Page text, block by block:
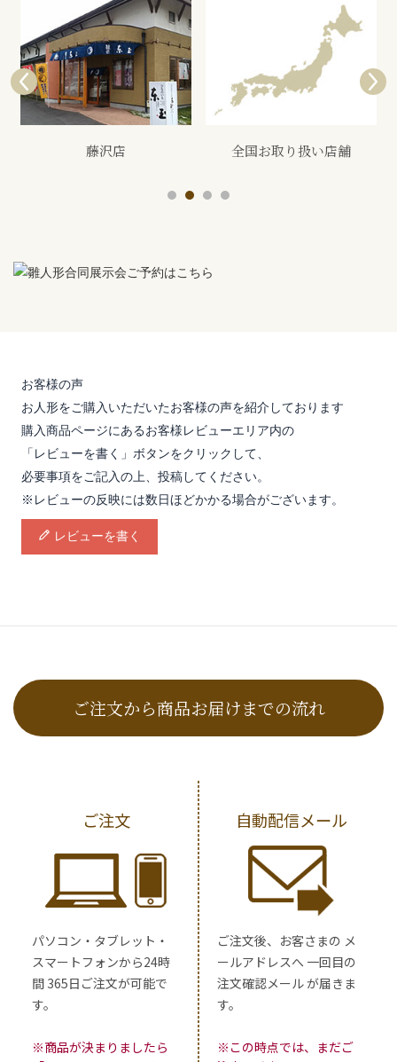
全国お取り扱い店舗 展示会
お客様の声
お人形をご購入いただいたお客様の声を紹介しております
購入商品ページにあるお客様レビューエリア内の
「レビューを書く」ボタンをクリックして、
必要事項をご記入の上、投稿してください。
※レビューの反映には数日ほどかかる場合がございます。
レビューを書く
ご注文から商品お届けまでの流れ
ご注文
パソコン・タブレット・
スマートフォンから24時
間 365日ご注文が可能で
す。
※商品が決まりましたら
自動配信メール
ご注文後、お客さまの メ
ールアドレスへ 一回目の
注文確認メール が届きま
す。
※この時点では、まだご